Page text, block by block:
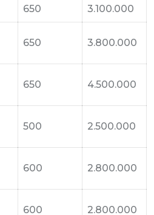
650 3.100.000
650 3.800.000
650 4.500.000
500 2.500.000
600 2.800.000
600 2.800.000